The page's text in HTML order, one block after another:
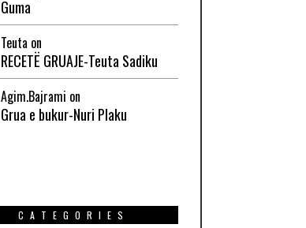
Guma
Teuta on
RECETË GRUAJE-Teuta Sadiku
Agim.Bajrami on
Grua e bukur-Nuri Plaku
CATEGORIES